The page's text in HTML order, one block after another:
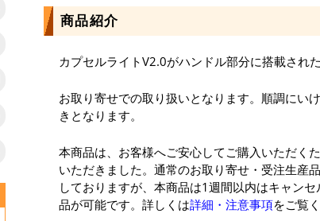
商品紹介
カプセルライトV2.0がハンドル部分に搭載され
お取り寄せでの取り扱いとなります。順調にい
きとなります。
本商品は、お客様へご安心してご購入いただく
いただきました。通常のお取り寄せ・受注生産
しておりますが、本商品は1週間以内はキャン
品が可能です。詳しくは詳細・注意事項をご覧